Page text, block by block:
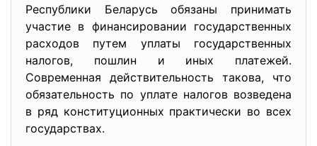
Республики Беларусь обязаны принимать
участие в финансировании государственных
расходов путем уплаты государственных
налогов, пошлин и иных платежей.
Современная действительность такова, что
обязательность по уплате налогов возведена
в ряд конституционных практически во всех
государствах.